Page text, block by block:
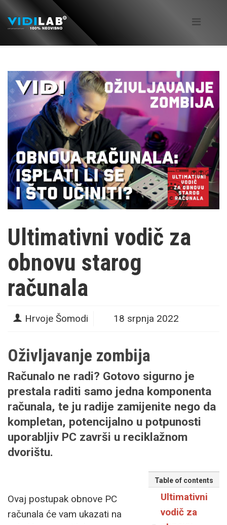
Ultimativni vodič za
obnovu starog
računala
Hrvoje Šomodi 18 srpnja 2022
Oživljavanje zombija
Računalo ne radi? Gotovo sigurno je
prestala raditi samo jedna komponenta
računala, te ju radije zamijenite nego da
kompletan, potencijalno u potpunosti
uporabljiv PC završi u reciklažnom
dvorištu.
Table of contents
Ultimativni
vodič za
Ovaj postupak obnove PC
računala će vam ukazati na